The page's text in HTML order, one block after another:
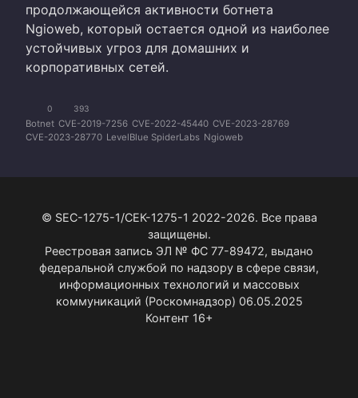
продолжающейся активности ботнета
Ngioweb, который остается одной из наиболее
устойчивых угроз для домашних и
корпоративных сетей.
0 393
Botnet CVE-2019-7256 CVE-2022-45440 CVE-2023-28769
CVE-2023-28770 LevelBlue SpiderLabs Ngioweb
© SEC-1275-1/СЕК-1275-1 2022-2026. Все права
защищены.
Реестровая запись ЭЛ № ФС 77-89472, выдано
федеральной службой по надзору в сфере связи,
информационных технологий и массовых
коммуникаций (Роскомнадзор) 06.05.2025
Контент 16+